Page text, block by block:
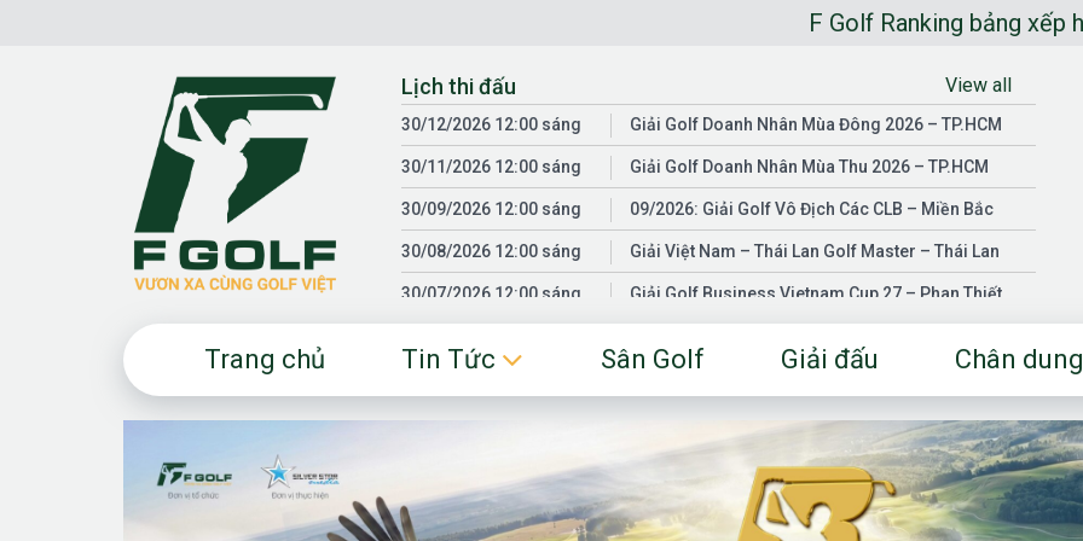
F Golf Ranking bảng xếp hạng
Lịch thi đấu View all
30/12/2026 12:00 sáng Giải Golf Doanh Nhân Mùa Đông 2026 – TP.HCM
30/11/2026 12:00 sáng Giải Golf Doanh Nhân Mùa Thu 2026 – TP.HCM
30/09/2026 12:00 sáng 09/2026: Giải Golf Vô Địch Các CLB – Miền Bắc
30/08/2026 12:00 sáng Giải Việt Nam – Thái Lan Golf Master – Thái Lan
30/07/2026 12:00 sáng Giải Golf Business Vietnam Cup 27 – Phan Thiết
30/01/2026 12:00 sáng
Fgolf Open Championship – Tây Ninh
18/04/2025 12:00 sáng Golf Business Vietnam Cup 25
Trang chủ Tin Tức Sân Golf Giải đấu Chân